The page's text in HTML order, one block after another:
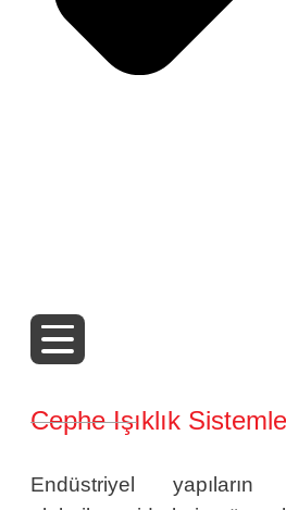
Cephe Işıklık
Endüstriyel yapıların